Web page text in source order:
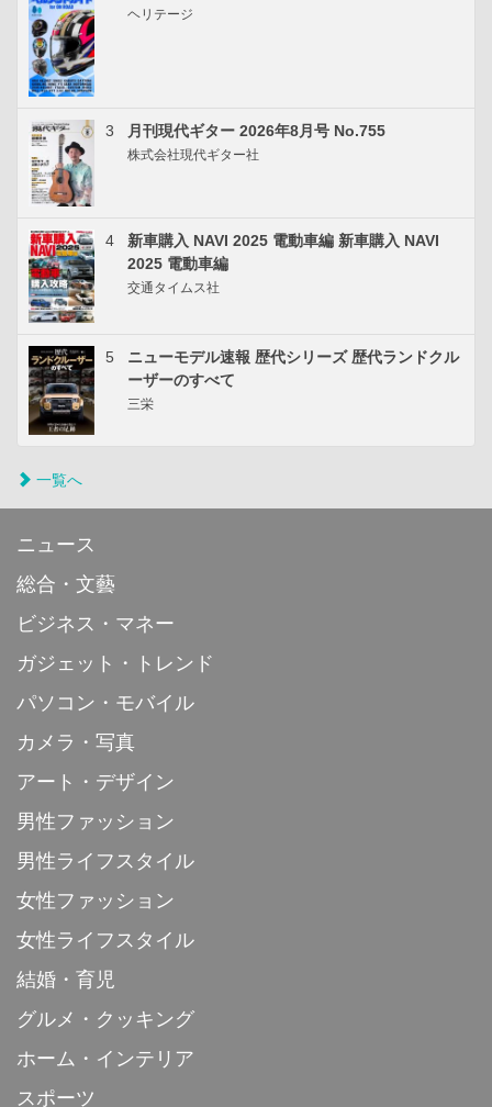
ヘリテージ
3 月刊現代ギター 2026年8月号 No.755
株式会社現代ギター社
4
新車購入 NAVI 2025 電動車編 新車購入 NAVI
2025 電動車編
交通タイムス社
5
ニューモデル速報 歴代シリーズ 歴代ランドクル
ーザーのすべて
三栄
一覧へ
ニュース
総合・文藝
ビジネス・マネー
ガジェット・トレンド
パソコン・モバイル
カメラ・写真
アート・デザイン
男性ファッション
男性ライフスタイル
女性ファッション
女性ライフスタイル
結婚・育児
グルメ・クッキング
ホーム・インテリア
スポーツ